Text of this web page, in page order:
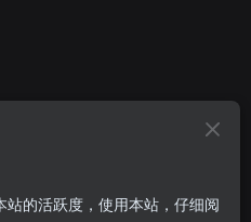
的活跃度，使用本站，仔细阅